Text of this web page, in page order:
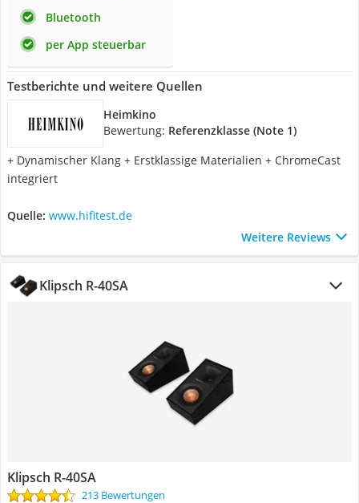
Bluetooth
per App steuerbar
Testberichte und weitere Quellen
Heimkino
Bewertung: Referenzklasse (Note 1)
+ Dynamischer Klang + Erstklassige Materialien + ChromeCast
integriert
Quelle: www.hifitest.de
Weitere Reviews
Klipsch R-40SA
Klipsch R-40SA
213 Bewertungen